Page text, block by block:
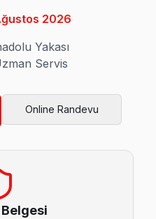
Hi-Level TV
Hi-Level TV fiyat teklifi
→
2026
Yakası
Servis
Online Randevu